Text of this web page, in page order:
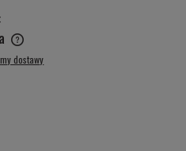
płatności
dostawy